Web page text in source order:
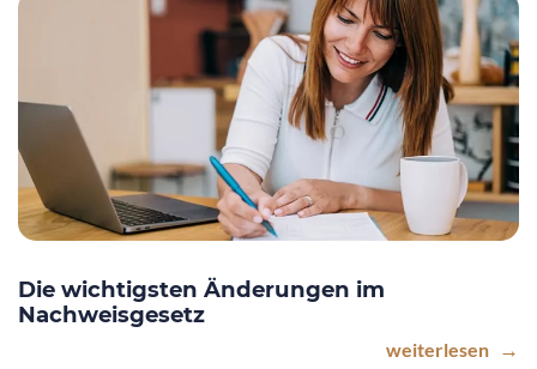
Die wichtigsten Änderungen im
Nachweisgesetz
weiterlesen